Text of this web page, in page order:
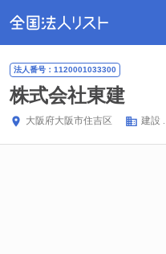
法人番号：1120001033300
株式会社東建
大阪府大阪市住吉区 建設